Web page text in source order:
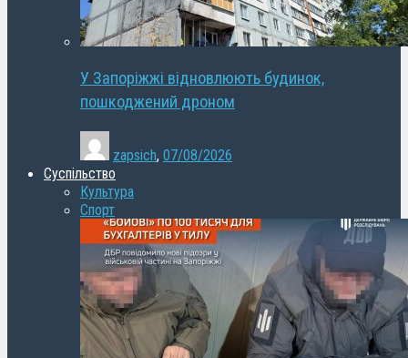
У Запоріжжі відновлюють будинок,
пошкоджений дроном
zapsich, 07/08/2026
Суспільство
Культура
Спорт